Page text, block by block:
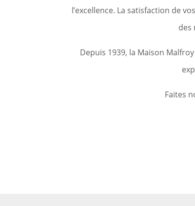
l’excellence. La satisfaction de
des
Depuis 1939, la Maison
Faites